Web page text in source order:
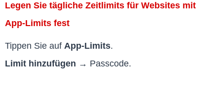
Legen Sie tägliche Zeitlimits für Websites mit
App-Limits fest
Tippen Sie auf App-Limits.
Limit hinzufügen → Passcode.